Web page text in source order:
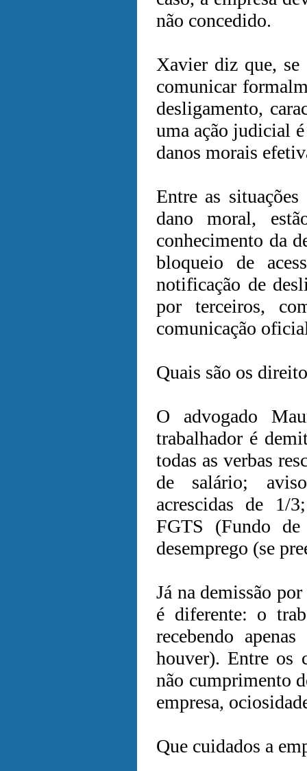
não concedido.
Xavier diz que, se
comunicar
desligamento,
uma ação judicial
danos morais
Entre as
dano moral,
conhecimento da
bloqueio de
notificação de
por terceiros,
comunicação
Quais são os
O advogado
trabalhador é
todas as verbas
de salário;
acrescidas de 1/
FGTS (Fundo
desemprego (se
Já na demissão
é diferente: o
recebendo
houver). Entre os
não cumprimento
empresa,
Que cuidados a